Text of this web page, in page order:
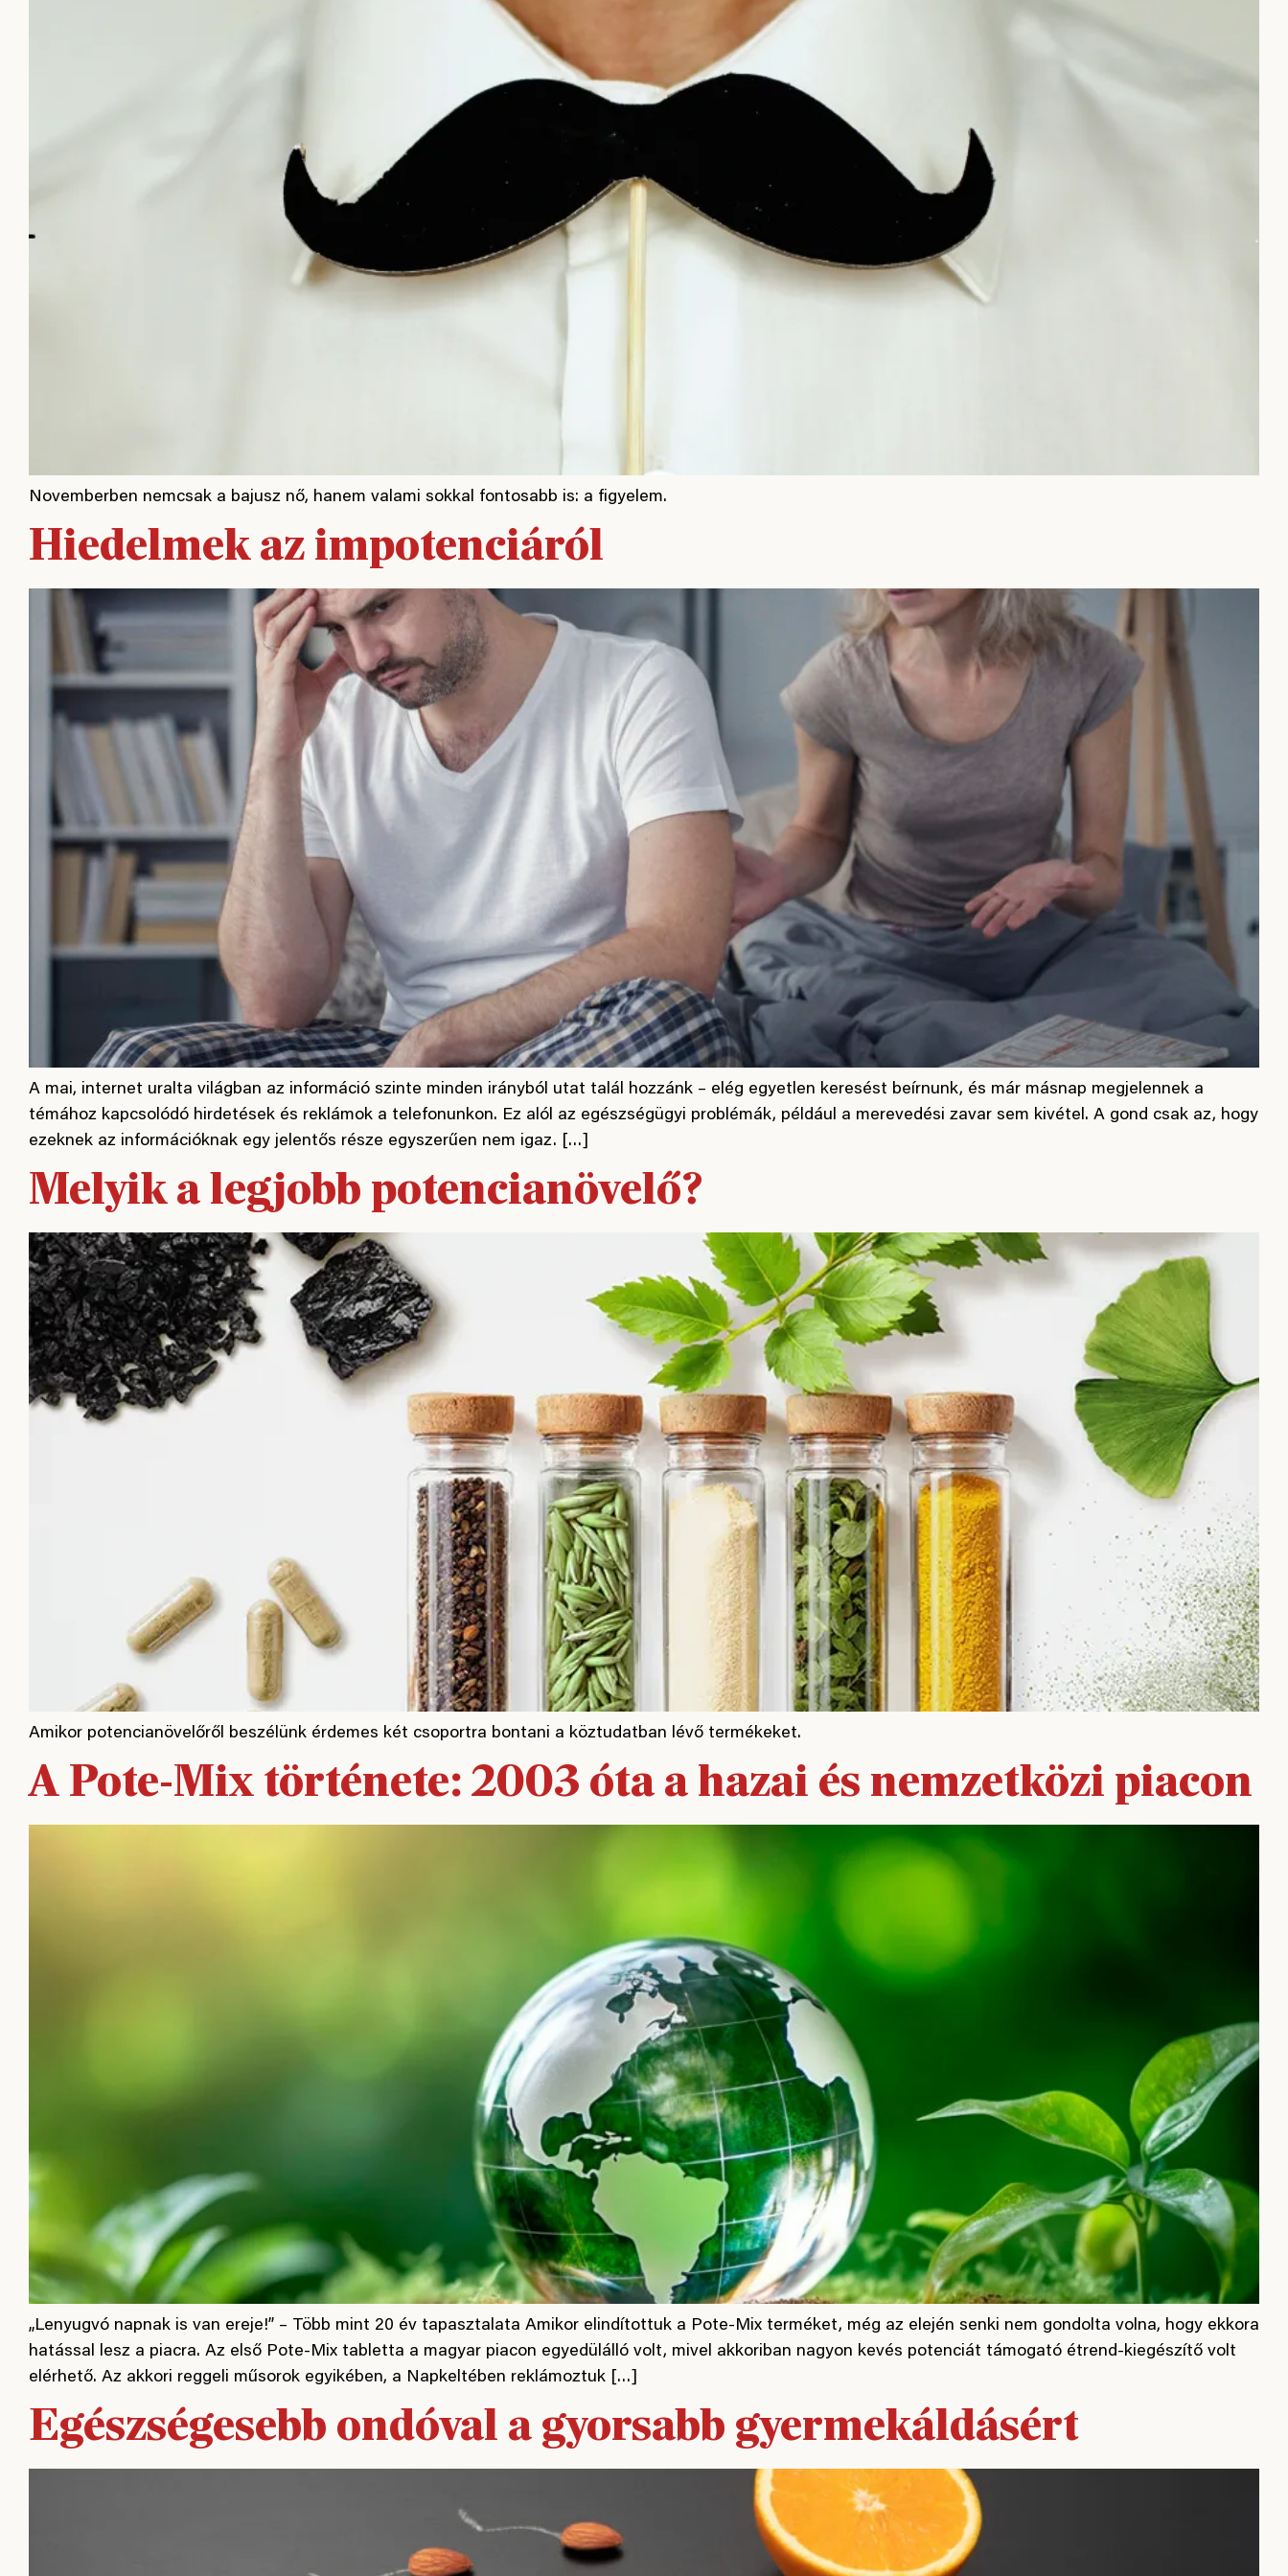
Novemberben nemcsak a bajusz nő, hanem valami sokkal fontosabb is: a figyelem.
Hiedelmek az impotenciáról
A mai, internet uralta világban az információ szinte minden irányból utat talál hozzánk – elég egyetlen keresést beírnunk, és már másnap megjelennek a
témához kapcsolódó hirdetések és reklámok a telefonunkon. Ez alól az egészségügyi problémák, például a merevedési zavar sem kivétel. A gond csak az, hogy
ezeknek az információknak egy jelentős része egyszerűen nem igaz. […]
Melyik a legjobb potencianövelő?
Amikor potencianövelőről beszélünk érdemes két csoportra bontani a köztudatban lévő termékeket.
A Pote-Mix története: 2003 óta a hazai és nemzetközi piacon
„Lenyugvó napnak is van ereje!” – Több mint 20 év tapasztalata Amikor elindítottuk a Pote-Mix terméket, még az elején senki nem gondolta volna, hogy ekkora
hatással lesz a piacra. Az első Pote-Mix tabletta a magyar piacon egyedülálló volt, mivel akkoriban nagyon kevés potenciát támogató étrend-kiegészítő volt
elérhető. Az akkori reggeli műsorok egyikében, a Napkeltében reklámoztuk […]
Egészségesebb ondóval a gyorsabb gyermekáldásért